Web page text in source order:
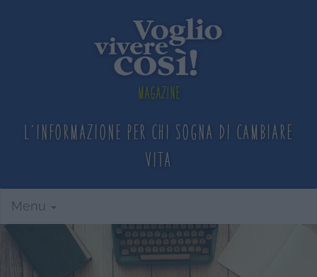
Magazine
L'informazione per chi sogna di cambiare
vita
Menu